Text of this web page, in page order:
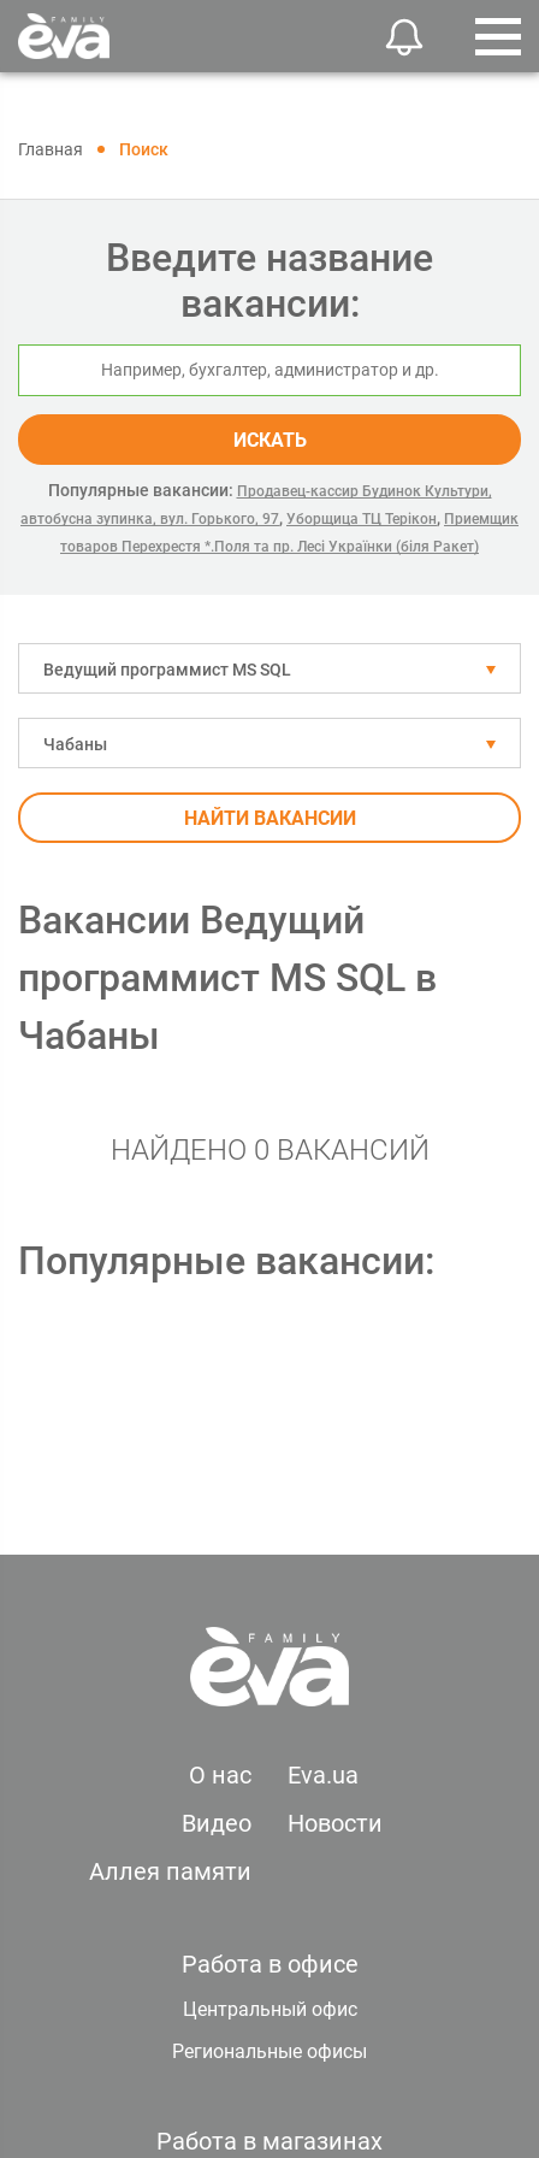
Главная Поиск
Введите название
вакансии:
ИСКАТЬ
Популярные вакансии: Продавец-кассир Будинок Культури,
автобусна зупинка, вул. Горького, 97, Уборщица ТЦ Терікон, Приемщик
товаров Перехрестя *.Поля та пр. Лесі Українки (біля Ракет)
Ведущий программист MS SQL
Чабаны
НАЙТИ ВАКАНСИИ
Вакансии Ведущий
программист MS SQL в
Чабаны
НАЙДЕНО 0 ВАКАНСИЙ
Популярные вакансии:
О нас
Eva.ua
Видео
Новости
Аллея памяти
Работа в офисе
Центральный офис
Региональные офисы
Работа в магазинах